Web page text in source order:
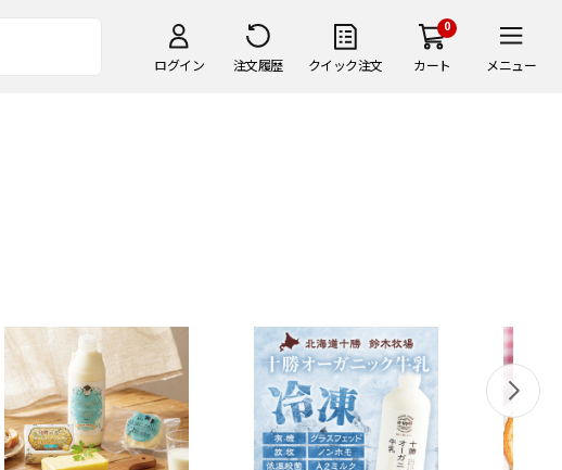
ログイン 注文履歴 クイック注文
0
カート メニュー